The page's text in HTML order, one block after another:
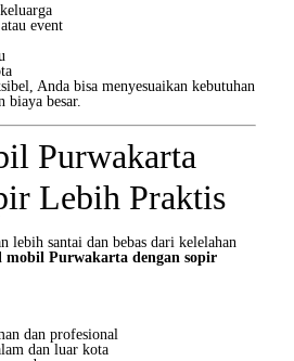
event
Anda bisa menyesuaikan kebutuhan
biaya besar.
Purwakarta
Lebih Praktis
lebih santai dan bebas dari kelelahan
mobil Purwakarta dengan sopir
dan profesional
dan luar kota